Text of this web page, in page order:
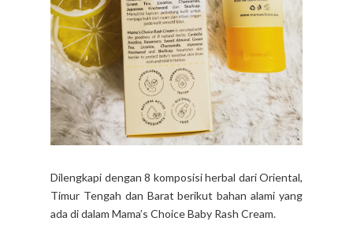
Dilengkapi dengan 8 komposisi herbal dari Oriental,
Timur Tengah dan Barat berikut bahan alami yang
ada di dalam Mama’s Choice Baby Rash Cream.